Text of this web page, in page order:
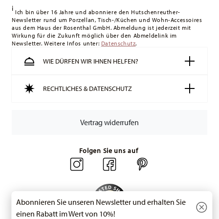
Lieferung erfolgt versandkostenfrei.
Schweiz:Lieferungen in die Schweiz sind ab 49,90 CHF
versandkostenfrei. Unter einem Bestellwert von 49,90 CHF
liegen die Versandkosten bei 36,90 CHF.
Tracking:
Sie erhalten per E-Mail einen Trackingcode, sobald
Ihr Paket auf die Reise geht.
vorrätige Artikel. Sie können die Lieferzeiten in andere
Retourenservice.
i Ich bin über 16 Jahre und abonniere den Hutschenreuther-
Newsletter rund um Porzellan, Tisch-/Küchen und Wohn-Accessoires
aus dem Haus der Rosenthal GmbH. Abmeldung ist jederzeit mit
Wirkung für die Zukunft möglich über den Abmeldelink im
Newsletter. Weitere Infos unter: Datenschutz.
WIE DÜRFEN WIR IHNEN HELFEN?
RECHTLICHES & DATENSCHUTZ
Vertrag widerrufen
Folgen Sie uns auf
Abonnieren Sie unseren Newsletter und erhalten Sie
einen Rabatt im Wert von 10%!